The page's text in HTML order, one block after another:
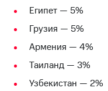
акционеров
Личный
кабинет
акционера
капитал
Контроль
Египет — 5%
Грузия — 5%
Армения — 4%
Таиланд — 3%
Узбекистан — 2%